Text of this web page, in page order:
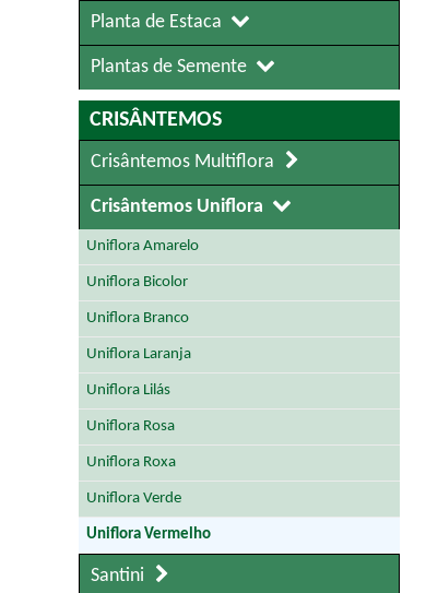
Planta de Estaca
Plantas de Semente
CRISÂNTEMOS
Crisântemos Multiflora
Crisântemos Uniflora
Uniflora Amarelo
Uniflora Bicolor
Uniflora Branco
Uniflora Laranja
Uniflora Lilás
Uniflora Rosa
Uniflora Roxa
Uniflora Verde
Uniflora Vermelho
Santini